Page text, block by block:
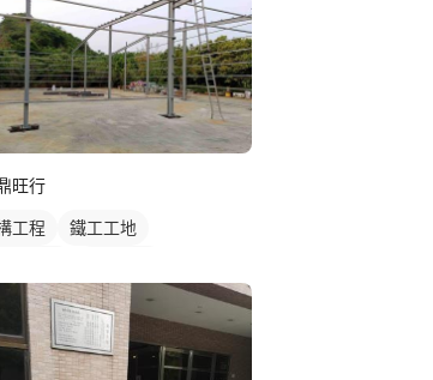
旺行
工程
鐵工工地